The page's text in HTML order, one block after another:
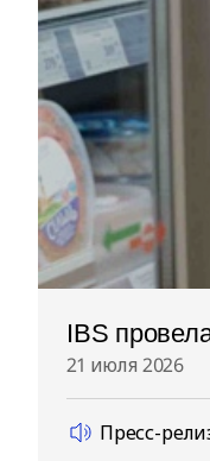
IBS
21 июля 2026
Пресс-